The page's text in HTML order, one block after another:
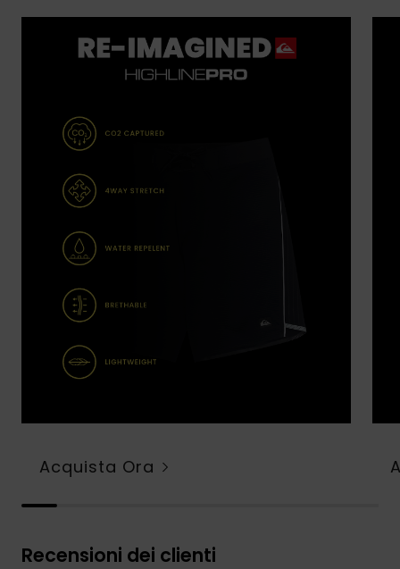
Acquista Ora
Recensioni dei clienti